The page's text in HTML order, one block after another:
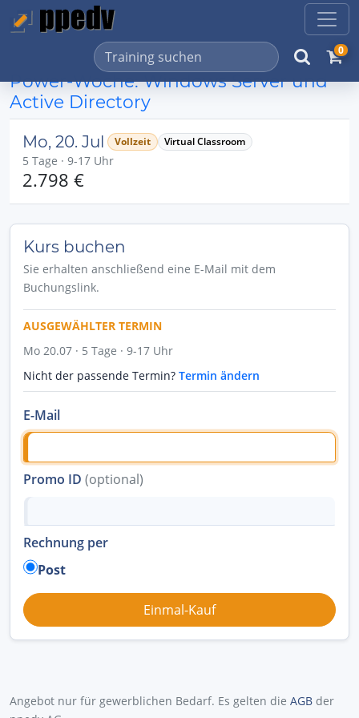
0
Power-Woche: Windows Server und
Active Directory
Mo, 20. Jul Vollzeit Virtual Classroom
5 Tage · 9-17 Uhr
2.798 €
Kurs buchen
Sie erhalten anschließend eine E-Mail mit dem
Buchungslink.
AUSGEWÄHLTER TERMIN
Mo 20.07 · 5 Tage · 9-17 Uhr
Nicht der passende Termin? Termin ändern
E-Mail
Promo ID (optional)
Rechnung per
Post
Angebot nur für gewerblichen Bedarf. Es gelten die AGB der